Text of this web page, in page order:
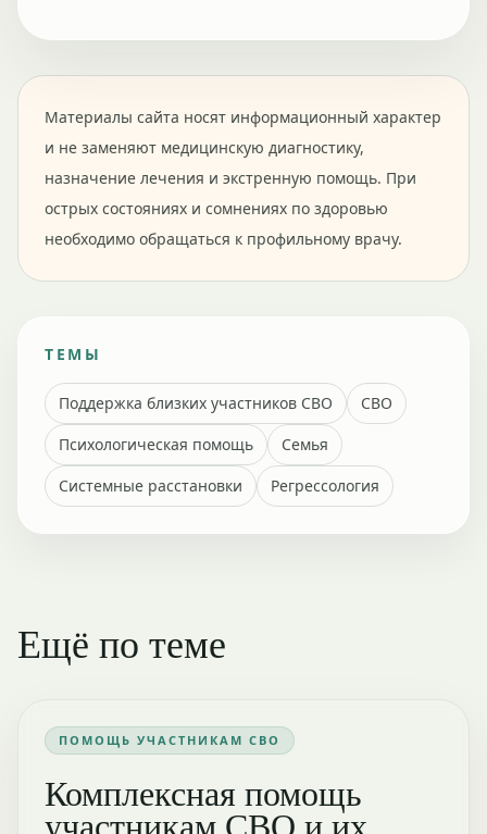
Материалы сайта носят информационный характер
и не заменяют медицинскую диагностику,
назначение лечения и экстренную помощь. При
острых состояниях и сомнениях по здоровью
необходимо обращаться к профильному врачу.
ТЕМЫ
Поддержка близких участников СВО
СВО
Психологическая помощь
Семья
Системные расстановки
Регрессология
Ещё по теме
ПОМОЩЬ УЧАСТНИКАМ СВО
Комплексная помощь